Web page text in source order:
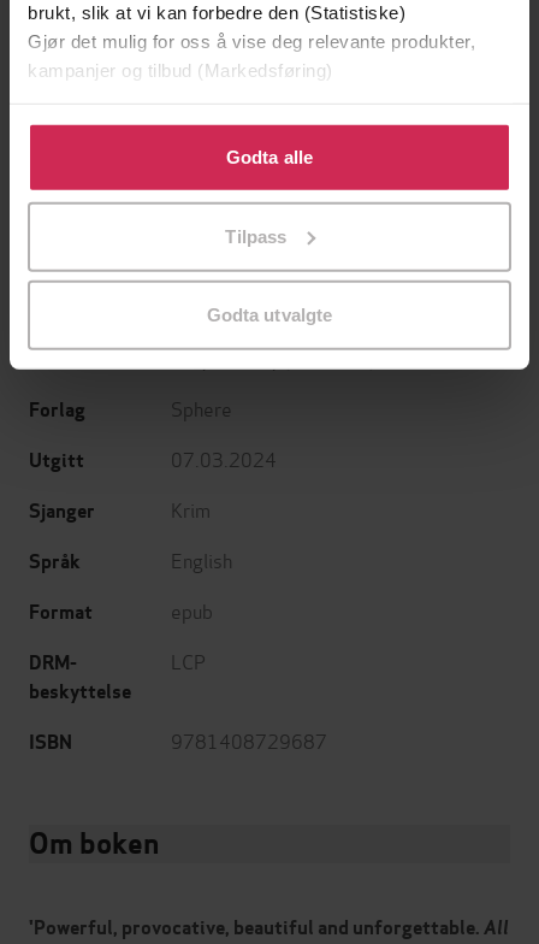
brukt, slik at vi kan forbedre den (Statistiske)
Gjør det mulig for oss å vise deg relevante produkter,
kampanjer og tilbud (Markedsføring)
Klikk på «Godta alle» for å gi oss ditt samtykke til å
bruke cookies for alle disse formålene. Du kan også
tilpasse ditt samtykke til spesifikke formål ved å klikke
Godta alle
Tilpass
Godta utvalgte
129,-
Jo Nesbø
Jørn Lier Horst
Undertittel
Winner of the ILP John Creasey Dagger
2025
Forfattere Katy Massey(forfatter)
Forlag Sphere
Utgitt 07.03.2024
Sjanger Krim
Språk English
Format epub
DRM-
beskyttelse
LCP
ISBN 9781408729687
Om boken
'Powerful, provocative, beautiful and unforgettable.All